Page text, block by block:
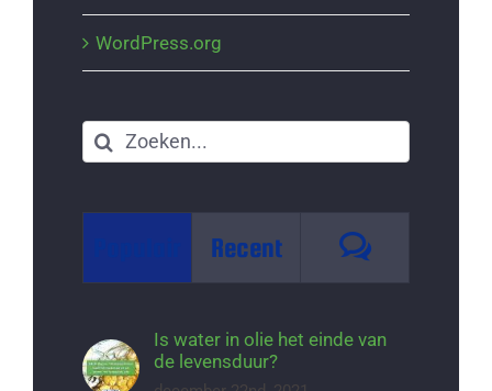
WordPress.org
Zoeken
naar:
Recent Reacties
Is water in olie het einde van
de levensduur?